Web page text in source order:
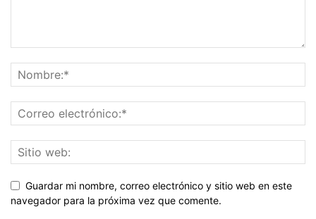
Guardar mi nombre, correo electrónico y sitio web en este
navegador para la próxima vez que comente.